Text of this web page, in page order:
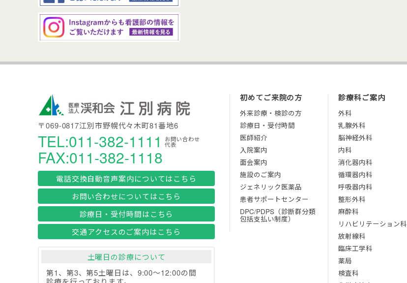
〒069-0817江別市野幌代々木町81番地6
TEL:011-382-1111 お問い合わせ
代表
FAX:011-382-1118
電話交換自動音声案内についてはこちら
お問い合わせについてはこちら
診療日・受付時間はこちら
交通アクセスのご案内はこちら
土曜日の診療について
第1、第3、第5土曜日は、9:00～12:00の間
初めてご来院の方
外来診療・検診の方
診療日・受付時間
医師紹介
入院案内
面会案内
施設のご案内
ジェネリック医薬品
患者サポートセンター
DPC/PDPS（診断群分類
包括支払い制度）
診療科ご案内
外科
乳腺外科
脳神経外科
内科
消化器内科
循環器内科
呼吸器内科
整形外科
麻酔科
リハビリテーション科
放射線科
臨床工学科
薬局
検査科